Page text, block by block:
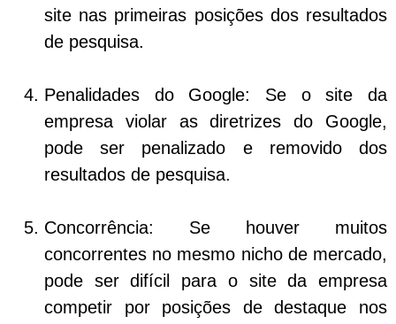
site nas primeiras posições dos resultados
de pesquisa.
Penalidades do Google:
Se o site da
empresa violar as diretrizes do Google,
pode ser penalizado e removido dos
resultados de pesquisa.
Concorrência: Se houver muitos
concorrentes no mesmo nicho de mercado,
pode ser difícil para o site da empresa
competir por posições de destaque nos